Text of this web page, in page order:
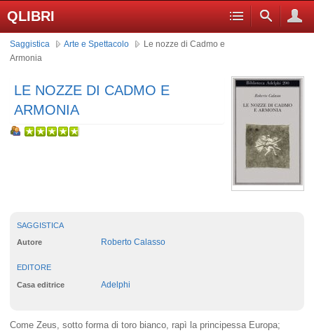
QLIBRI
Saggistica Arte e Spettacolo
Le nozze di Cadmo e
Armonia
LE NOZZE DI CADMO E
ARMONIA
SAGGISTICA
Autore Roberto Calasso
EDITORE
Casa editrice Adelphi
Come Zeus, sotto forma di toro bianco, rapì la principessa Europa;